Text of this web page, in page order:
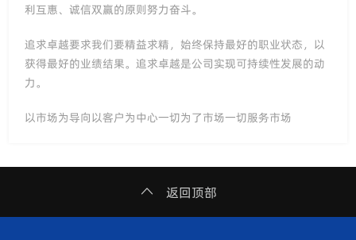
利互惠、诚信双赢的原则努力奋斗。
追求卓越要求我们要精益求精，始终保持最好的职业状态，以
获得最好的业绩结果。追求卓越是公司实现可持续性发展的动
力。
以市场为导向以客户为中心一切为了市场一切服务市场
返回顶部